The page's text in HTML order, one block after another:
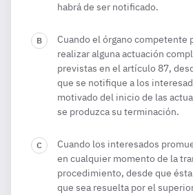
habrá de ser notificado.
Cuando el órgano competente
realizar alguna actuación
previstas en el artículo 87,
que se notifique a los
motivado del inicio de las
se produzca su terminación.
Cuando los interesados
en cualquier momento de la
procedimiento, desde que
que sea resuelta por el